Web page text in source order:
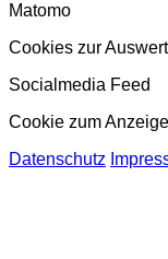
Matomo
Cookies zur
Socialmedia Feed
Cookie zum
Datenschutz